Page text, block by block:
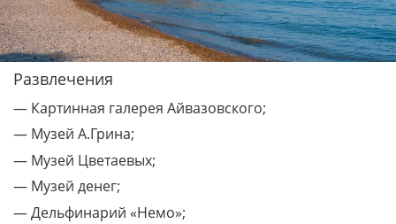
Развлечения
— Картинная галерея Айвазовского;
— Музей А.Грина;
— Музей Цветаевых;
— Музей денег;
— Дельфинарий «Немо»;